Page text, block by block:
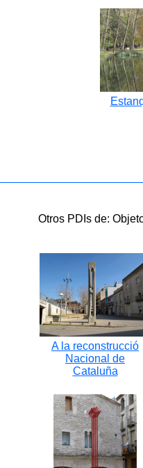
Otros PDIs de:
A la reconstrucció
Nacional de
Cataluña